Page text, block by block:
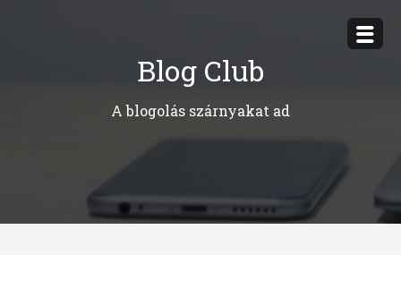
Blog Club
A blogolás szárnyakat ad